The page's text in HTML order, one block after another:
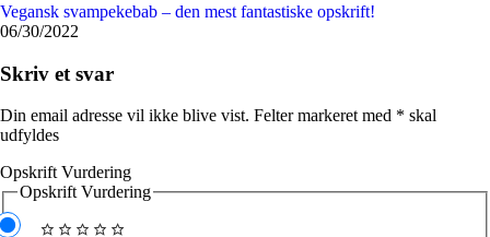
Vegansk svampekebab – den mest fantastiske opskrift!
06/30/2022
Skriv et svar
Din email adresse vil ikke blive vist. Felter markeret med * skal
udfyldes
Opskrift Vurdering
Opskrift Vurdering